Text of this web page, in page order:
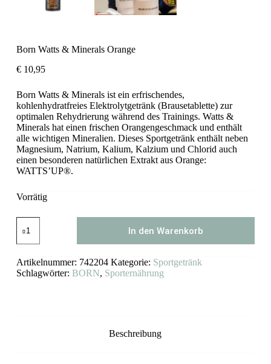
Born Watts & Minerals Orange
€10,95
Born Watts & Minerals ist ein erfrischendes,
kohlenhydratfreies Elektrolytgetränk (Brausetablette) zur
optimalen Rehydrierung während des Trainings. Watts &
Minerals hat einen frischen Orangengeschmack und enthält
alle wichtigen Mineralien. Dieses Sportgetränk enthält neben
Magnesium, Natrium, Kalium, Kalzium und Chlorid auch
einen besonderen natürlichen Extrakt aus Orange:
WATTS’UP®.
Vorrätig
Watts
&
Orange
Menge
In den Warenkorb
Artikelnummer: 742204 Kategorie: Sportgetränk
Schlagwörter: BORN, Sporternährung
Beschreibung